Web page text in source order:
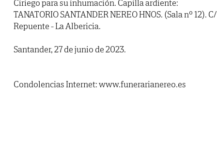
Ciriego para su inhumación. Capilla ardiente:
TANATORIO SANTANDER NEREO HNOS. (Sala nº 12). C/
Repuente - La Albericia.
Santander, 27 de junio de 2023.
Condolencias Internet: www.funerarianereo.es